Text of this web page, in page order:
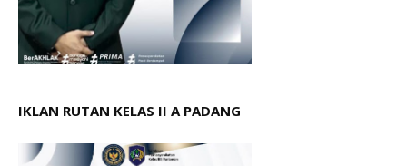
IKLAN RUTAN KELAS II A PADANG